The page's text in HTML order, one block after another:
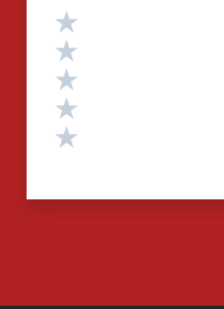
Valutazione